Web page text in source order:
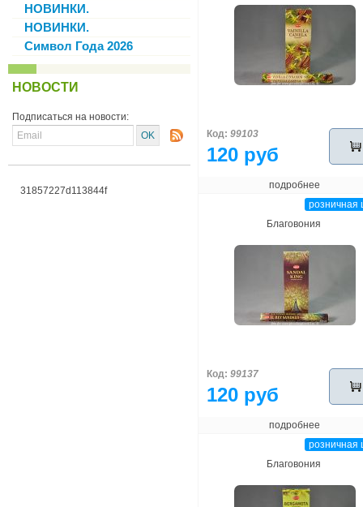
НОВИНКИ.
НОВИНКИ.
Символ Года 2026
НОВОСТИ
Подписаться на новости:
31857227d113844f
Код: 99103
120 руб
подробнее
розничная
Благовония
Код: 99137
120 руб
подробнее
розничная
Благовония